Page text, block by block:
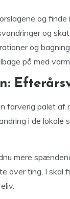
og
og
og
på med
farverig palet af
i de lokale
mere
over ting, I skal